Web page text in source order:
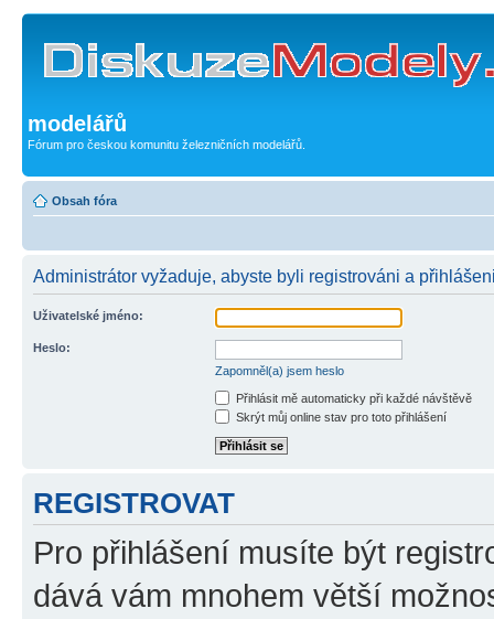
modelářů
Fórum pro českou komunitu železničních modelářů.
Obsah fóra
Administrátor vyžaduje, abyste byli registrováni a
Uživatelské jméno:
Heslo:
Zapomněl(a) jsem heslo
Přihlásit mě automaticky při každé návštěvě
Skrýt můj online stav pro toto přihlášení
REGISTROVAT
Pro přihlášení musíte být
dává vám mnohem větší